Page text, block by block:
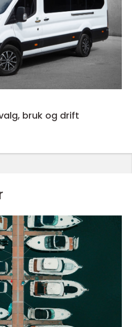
bruk og drift